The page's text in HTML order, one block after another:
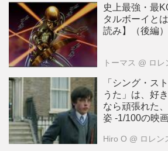
史上最強・最
タルボーイと
読み】（後編）
トーマス @ ロレ
「シング・ス
うた」は、好
なら頑張れた
姿 -1/100の映
Hiro O @ ロレン